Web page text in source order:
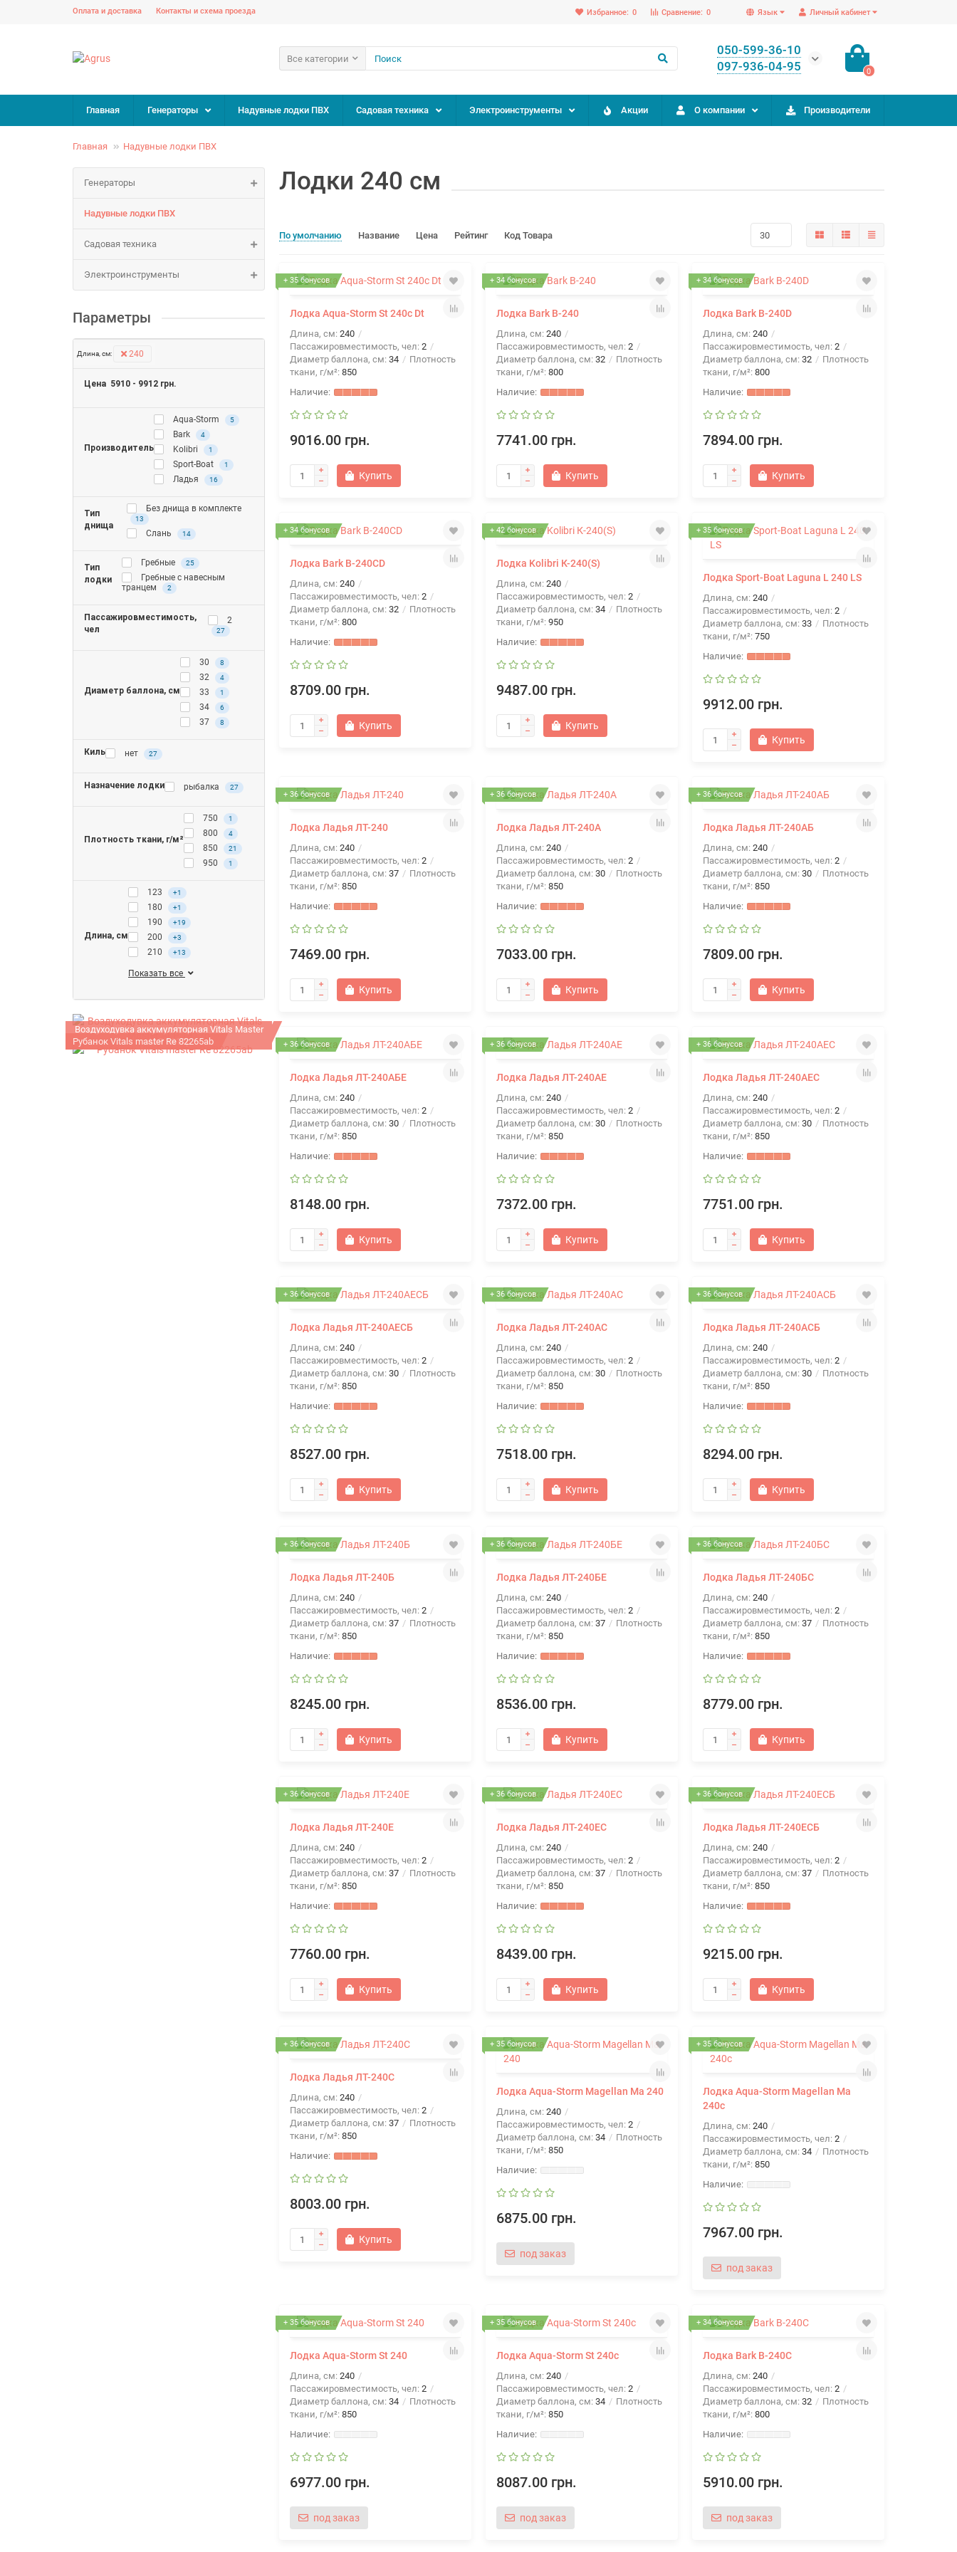
Личный кабинет
Язык
Сравнение: 0
Избранное: 0
Оплата и доставка Контакты и схема проезда
Все категории
050-599-36-10
097-936-04-95
0
Главная Генераторы Надувные лодки ПВХ Садовая техника Электроинструменты Акции О компании Производители
Главная Надувные лодки ПВХ
Генераторы
Надувные лодки ПВХ
Садовая техника
Электроинструменты
Параметры
Длина, см: 240
Цена 5910 - 9912 грн.
Производитель
Aqua-Storm 5
Bark 4
Kolibri 1
Sport-Boat 1
Ладья 16
Тип
днища
Без днища в комплекте
13
Слань 14
Тип
лодки
Гребные 25
Гребные с навесным
транцем
2
Пассажировместимость,
чел
2
27
Диаметр баллона, см
30 8
32 4
33 1
34 6
37 8
Киль нет 27
Назначение лодки рыбалка 27
Плотность ткани, г/м²
750 1
800 4
850 21
950 1
Длина, см
123 +1
180 +1
190 +19
200 +3
210 +13
Показать все
Воздуходувка аккумуляторная Vitals Master
ALP 1817p
Рубанок Vitals master Re 82265ab
Лодки 240 см
По умолчанию Название Цена Рейтинг Код Товара
+ 35 бонусов
Лодка Aqua-Storm St 240с Dt
Длина, см: 240
Пассажировместимость, чел: 2
Диаметр баллона, см: 34
Плотность
ткани, г/м²: 850
9016.00 грн.
Купить
+ 34 бонусов
Лодка Bark B-240
Длина, см: 240
Пассажировместимость, чел: 2
Диаметр баллона, см: 32
Плотность
ткани, г/м²: 800
7741.00 грн.
Купить
+ 34 бонусов
Лодка Bark B-240D
Длина, см: 240
Пассажировместимость, чел: 2
Диаметр баллона, см: 32
Плотность
ткани, г/м²: 800
7894.00 грн.
Купить
+ 34 бонусов
Лодка Bark B-240СD
Длина, см: 240
Пассажировместимость, чел: 2
Диаметр баллона, см: 32
Плотность
ткани, г/м²: 800
8709.00 грн.
Купить
+ 42 бонусов
Лодка Kolibri К-240(S)
Длина, см: 240
Пассажировместимость, чел: 2
Диаметр баллона, см: 34
Плотность
ткани, г/м²: 950
9487.00 грн.
Купить
+ 35 бонусов
Лодка Sport-Boat Laguna L 240 LS
Длина, см: 240
Пассажировместимость, чел: 2
Диаметр баллона, см: 33
Плотность
ткани, г/м²: 750
9912.00 грн.
Купить
+ 36 бонусов
Лодка Ладья ЛТ-240
Длина, см: 240
Пассажировместимость, чел: 2
Диаметр баллона, см: 37
Плотность
ткани, г/м²: 850
7469.00 грн.
Купить
+ 36 бонусов
Лодка Ладья ЛТ-240А
Длина, см: 240
Пассажировместимость, чел: 2
Диаметр баллона, см: 30
Плотность
ткани, г/м²: 850
7033.00 грн.
Купить
+ 36 бонусов
Лодка Ладья ЛТ-240АБ
Длина, см: 240
Пассажировместимость, чел: 2
Диаметр баллона, см: 30
Плотность
ткани, г/м²: 850
7809.00 грн.
Купить
+ 36 бонусов
Лодка Ладья ЛТ-240АБЕ
Длина, см: 240
Пассажировместимость, чел: 2
Диаметр баллона, см: 30
Плотность
ткани, г/м²: 850
8148.00 грн.
Купить
+ 36 бонусов
Лодка Ладья ЛТ-240АЕ
Длина, см: 240
Пассажировместимость, чел: 2
Диаметр баллона, см: 30
Плотность
ткани, г/м²: 850
7372.00 грн.
Купить
+ 36 бонусов
Лодка Ладья ЛТ-240АЕС
Длина, см: 240
Пассажировместимость, чел: 2
Диаметр баллона, см: 30
Плотность
ткани, г/м²: 850
7751.00 грн.
Купить
+ 36 бонусов
Лодка Ладья ЛТ-240АЕСБ
Длина, см: 240
Пассажировместимость, чел: 2
Диаметр баллона, см: 30
Плотность
ткани, г/м²: 850
8527.00 грн.
Купить
+ 36 бонусов
Лодка Ладья ЛТ-240АС
Длина, см: 240
Пассажировместимость, чел: 2
Диаметр баллона, см: 30
Плотность
ткани, г/м²: 850
7518.00 грн.
Купить
+ 36 бонусов
Лодка Ладья ЛТ-240АСБ
Длина, см: 240
Пассажировместимость, чел: 2
Диаметр баллона, см: 30
Плотность
ткани, г/м²: 850
8294.00 грн.
Купить
+ 36 бонусов
Лодка Ладья ЛТ-240Б
Длина, см: 240
Пассажировместимость, чел: 2
Диаметр баллона, см: 37
Плотность
ткани, г/м²: 850
8245.00 грн.
Купить
+ 36 бонусов
Лодка Ладья ЛТ-240БЕ
Длина, см: 240
Пассажировместимость, чел: 2
Диаметр баллона, см: 37
Плотность
ткани, г/м²: 850
8536.00 грн.
Купить
+ 36 бонусов
Лодка Ладья ЛТ-240БС
Длина, см: 240
Пассажировместимость, чел: 2
Диаметр баллона, см: 37
Плотность
ткани, г/м²: 850
8779.00 грн.
Купить
+ 36 бонусов
Лодка Ладья ЛТ-240Е
Длина, см: 240
Пассажировместимость, чел: 2
Диаметр баллона, см: 37
Плотность
ткани, г/м²: 850
7760.00 грн.
Купить
+ 36 бонусов
Лодка Ладья ЛТ-240ЕС
Длина, см: 240
Пассажировместимость, чел: 2
Диаметр баллона, см: 37
Плотность
ткани, г/м²: 850
8439.00 грн.
Купить
+ 36 бонусов
Лодка Ладья ЛТ-240ЕСБ
Длина, см: 240
Пассажировместимость, чел: 2
Диаметр баллона, см: 37
Плотность
ткани, г/м²: 850
9215.00 грн.
Купить
+ 36 бонусов
Лодка Ладья ЛТ-240С
Длина, см: 240
Пассажировместимость, чел: 2
Диаметр баллона, см: 37
Плотность
ткани, г/м²: 850
8003.00 грн.
Купить
+ 35 бонусов
Лодка Aqua-Storm Magellan Ma 240
Длина, см: 240
Пассажировместимость, чел: 2
Диаметр баллона, см: 34
Плотность
ткани, г/м²: 850
6875.00 грн.
под заказ
+ 35 бонусов
Лодка Aqua-Storm Magellan Ma
240c
Длина, см: 240
Пассажировместимость, чел: 2
Диаметр баллона, см: 34
Плотность
ткани, г/м²: 850
7967.00 грн.
под заказ
+ 35 бонусов
Лодка Aqua-Storm St 240
Длина, см: 240
Пассажировместимость, чел: 2
Диаметр баллона, см: 34
Плотность
ткани, г/м²: 850
6977.00 грн.
под заказ
+ 35 бонусов
Лодка Aqua-Storm St 240c
Длина, см: 240
Пассажировместимость, чел: 2
Диаметр баллона, см: 34
Плотность
ткани, г/м²: 850
8087.00 грн.
под заказ
+ 34 бонусов
Лодка Bark B-240C
Длина, см: 240
Пассажировместимость, чел: 2
Диаметр баллона, см: 32
Плотность
ткани, г/м²: 800
5910.00 грн.
под заказ